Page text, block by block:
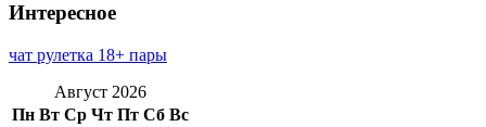
Интересное
чат рулетка 18+ пары
Август 2026
Пн Вт Ср Чт Пт Сб Вс